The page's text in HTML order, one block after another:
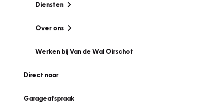
Diensten
Over ons
Werken bij Van de Wal Oirschot
Direct naar
Garageafspraak